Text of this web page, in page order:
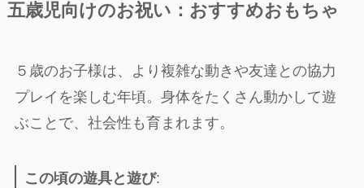
五歳児向けのお祝い：おすすめおもちゃ
５歳のお子様は、より複雑な動きや友達との協力
プレイを楽しむ年頃。身体をたくさん動かして遊
ぶことで、社会性も育まれます。
この頃の遊具と遊び: